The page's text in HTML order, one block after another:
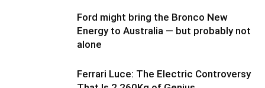
Ford might bring the Bronco New
Energy to Australia — but probably not
alone
Ferrari Luce: The Electric Controversy